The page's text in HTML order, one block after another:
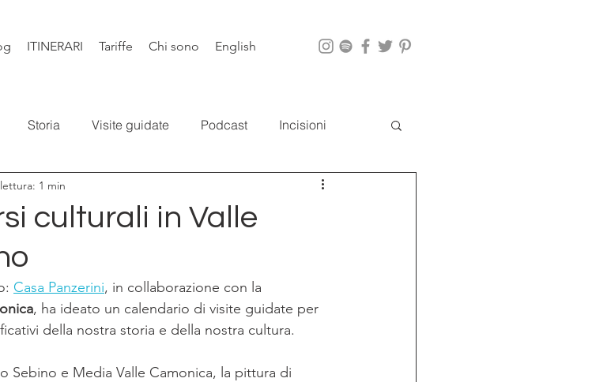
ITINERARI Tariffe Chi sono English
Storia Visite guidate Podcast Incisioni
Bibbia
culturali in Valle
1 min
Casa Panzerini, in collaborazione con la
, ha ideato un calendario di visite guidate per
della nostra storia e della nostra cultura.
Sebino e Media Valle Camonica, la pittura di